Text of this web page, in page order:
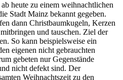
heute zu einem weihnachtlichen
Stadt Mainz bekannt gegeben.
dann Christbaumkugeln, Kerzen
und tauschen. Ziel der
So kann beispielsweise ein
eigenen nicht gebrauchten
gebeten nur Gegenstände
nicht defekt sind. Der
Weihnachtszeit zu den